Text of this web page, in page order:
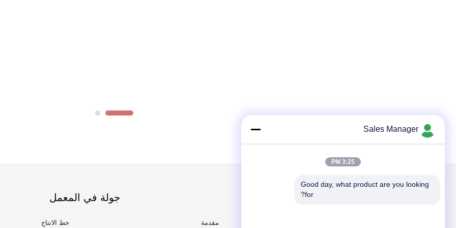
مقدمة
جولة في المعمل
خط الانتاج
Sales Manager
3:25 PM
Good day, what product are you looking
for?